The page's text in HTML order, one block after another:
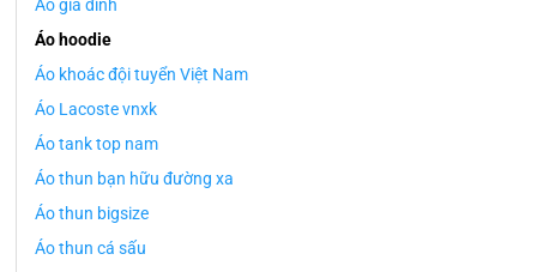
Áo gia đình
Áo hoodie
Áo khoác đội tuyển Việt Nam
Áo Lacoste vnxk
Áo tank top nam
Áo thun bạn hữu đường xa
Áo thun bigsize
Áo thun cá sấu